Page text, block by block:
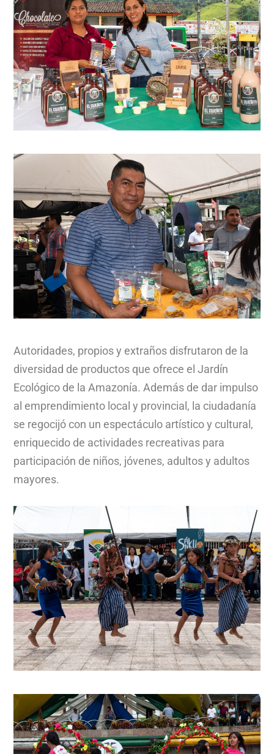
Autoridades, propios y extraños disfrutaron de la
diversidad de productos que ofrece el Jardín
Ecológico de la Amazonía. Además de dar impulso
al emprendimiento local y provincial, la ciudadanía
se regocijó con un espectáculo artístico y cultural,
enriquecido de actividades recreativas para
participación de niños, jóvenes, adultos y adultos
mayores.